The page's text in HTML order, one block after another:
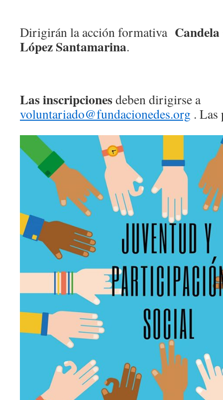
Dirigirán la acción formativa
López Santamarina.
Las inscripcionesdeben dirigirse a
voluntariado@fundacionedes.org . Las